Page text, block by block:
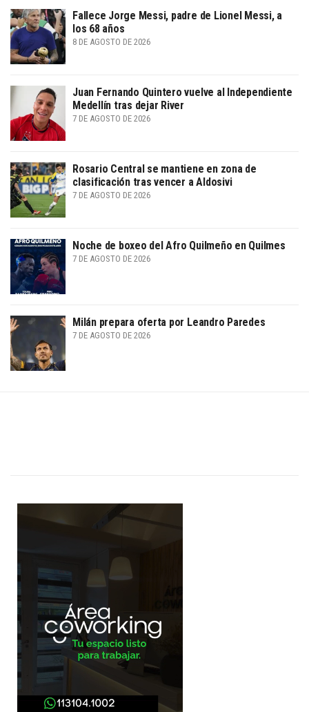
Fallece Jorge Messi, padre de Lionel Messi, a
los 68 años
8 DE AGOSTO DE 2026
Juan Fernando Quintero vuelve al Independiente
Medellín tras dejar River
7 DE AGOSTO DE 2026
Rosario Central se mantiene en zona de
clasificación tras vencer a Aldosivi
7 DE AGOSTO DE 2026
Noche de boxeo del Afro Quilmeño en Quilmes
7 DE AGOSTO DE 2026
Milán prepara oferta por Leandro Paredes
7 DE AGOSTO DE 2026